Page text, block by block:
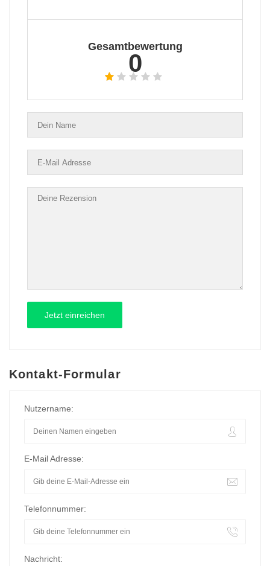
Gesamtbewertung
0
Kontakt-Formular
Nutzername:
E-Mail Adresse:
Telefonnummer:
Nachricht: